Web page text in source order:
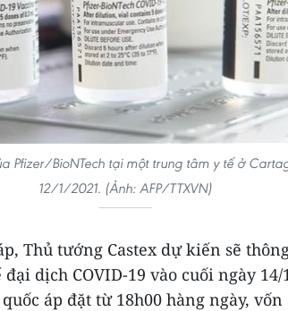
Pfizer/BioNTech tại một trung tâm y tế ở
12/1/2021. (Ảnh: AFP/TTXVN)
Thủ tướng Castex dự kiến sẽ
dịch COVID-19 vào cuối ngày
áp đặt từ 18h00 hàng ngày,